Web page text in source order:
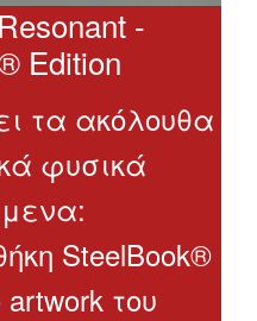
-
Edition
τα ακόλουθα
φυσικά
SteelBook®
του